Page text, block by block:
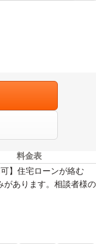
料金表
】住宅ローンが絡む
があります。相談者様の